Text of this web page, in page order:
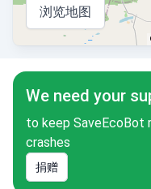
浏览地图
We need your
to keep SaveEcoBot
crashes
捐赠